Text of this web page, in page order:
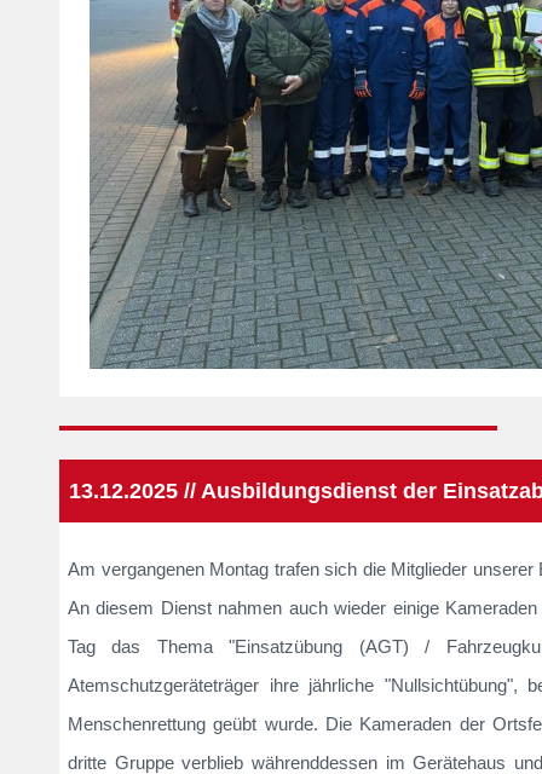
13.12.2025 // Ausbildungsdienst der
Am vergangenen Montag trafen sich die Mitglieder
An diesem Dienst nahmen auch wieder einige
Tag das Thema "Einsatzübung (AGT) /
Atemschutzgeräteträger ihre jährliche
Menschenrettung geübt wurde. Die Kameraden der
dritte Gruppe verblieb währenddessen im Gerätehaus